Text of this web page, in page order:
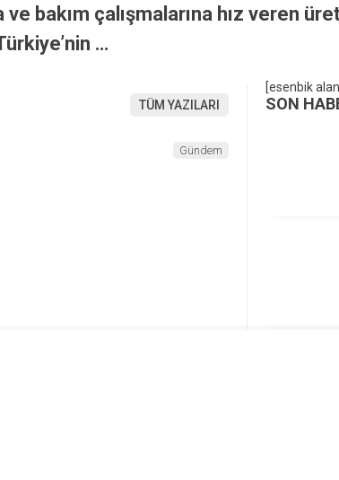
bakım çalışmalarına hız veren
…
TÜM YAZILARI
Gündem
[esenbik
SON